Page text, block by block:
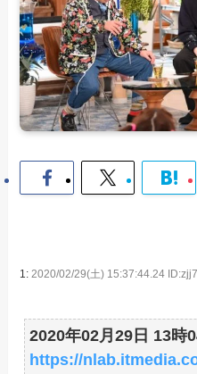
1:2020/02/29(土) 15:37:44.24
2020年02月29日 13時
https://